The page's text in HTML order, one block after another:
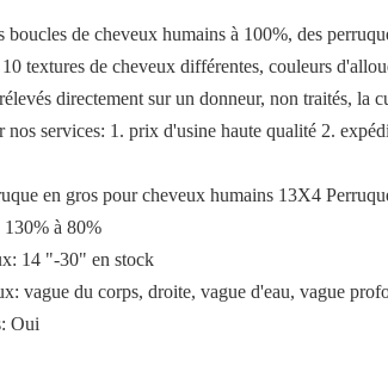
boucles de cheveux humains à 100%, des
textures de cheveux différentes, couleurs
directement sur un donneur, non traités, la
nos services: 1. prix d'usine haute qualité 2.
en gros pour cheveux humains 13X4
130% à 80%
14 "-30" en stock
vague du corps, droite, vague d'eau, vague
Oui